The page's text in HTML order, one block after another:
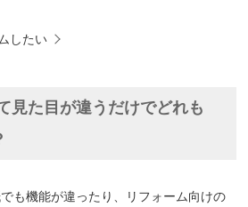
したい
見た目が違うだけでどれも
も機能が違ったり、リフォーム向けの